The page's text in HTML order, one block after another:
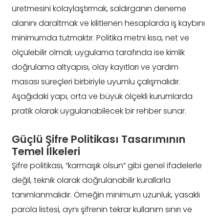
üretmesini kolaylaştırmak, saldırganın deneme
alanını daraltmak ve kilitlenen hesaplarda iş kaybını
minimumda tutmaktır. Politika metni kısa, net ve
ölçülebilir olmalı; uygulama tarafında ise kimlik
doğrulama altyapısı, olay kayıtları ve yardım
masası süreçleri birbiriyle uyumlu çalışmalıdır.
Aşağıdaki yapı, orta ve büyük ölçekli kurumlarda
pratik olarak uygulanabilecek bir rehber sunar.
Güçlü Şifre Politikası Tasarımının
Temel İlkeleri
Şifre politikası, “karmaşık olsun” gibi genel ifadelerle
değil, teknik olarak doğrulanabilir kurallarla
tanımlanmalıdır. Örneğin minimum uzunluk, yasaklı
parola listesi, aynı şifrenin tekrar kullanım sınırı ve